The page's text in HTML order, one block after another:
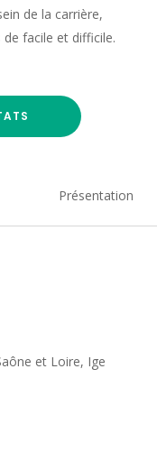
de la carrière,
facile et difficile.
Présentation
et Loire, Ige